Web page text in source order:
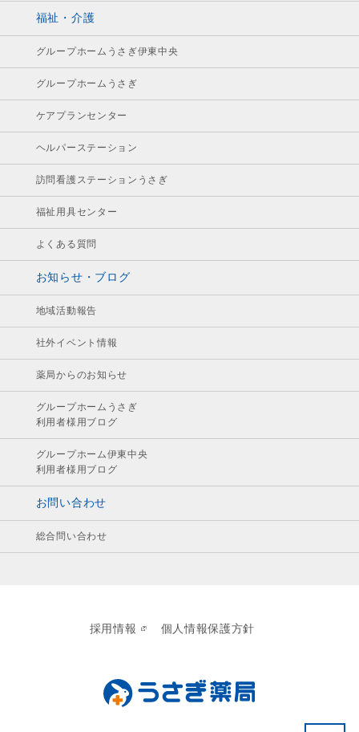
福祉・介護
グループホームうさぎ伊東中央
グループホームうさぎ
ケアプランセンター
ヘルパーステーション
訪問看護ステーションうさぎ
福祉用具センター
よくある質問
お知らせ・ブログ
地域活動報告
社外イベント情報
薬局からのお知らせ
グループホームうさぎ
利用者様用ブログ
グループホーム伊東中央
利用者様用ブログ
お問い合わせ
総合問い合わせ
採用情報 個人情報保護方針